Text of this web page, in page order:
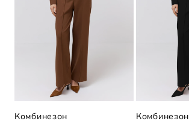
Комбинезон
Комбинезон